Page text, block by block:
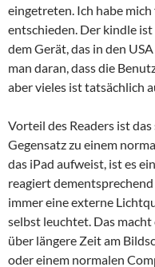
eingetreten. Ich habe
entschieden. Der kindle
dem Gerät, das in den
man daran, dass die
aber vieles ist tatsächlich
Vorteil des Readers ist
Gegensatz zu einem
das iPad aufweist, ist es
reagiert
immer eine externe
selbst leuchtet. Das
über längere Zeit am
oder einem normalen